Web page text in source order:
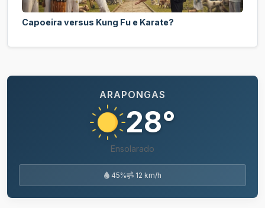
Capoeira versus Kung Fu e Karate?
ARAPONGAS
28°
Ensolarado
45% 12 km/h